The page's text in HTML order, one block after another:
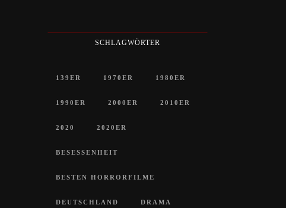
SCHLAGWÖRTER
139ER 1970ER 1980ER
1990ER 2000ER 2010ER
2020 2020ER
BESESSENHEIT
BESTEN HORRORFILME
DEUTSCHLAND DRAMA